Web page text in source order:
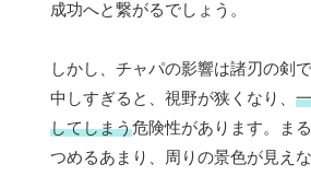
成功へと繋がるでしょう。
しかし、チャパの影響は諸刃の剣
中しすぎると、視野が狭くなり、
してしまう危険性があります。ま
つめるあまり、周りの景色が見え